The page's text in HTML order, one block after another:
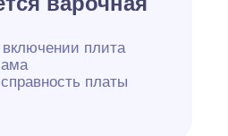
плита
платы